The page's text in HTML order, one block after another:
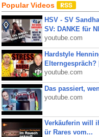
Popular Videos
HSV - SV
SV: DANKE für
youtube.com
Hardstyle
Elterngespräch?
youtube.com
Das passiert,
youtube.com
Verkäuferin will
ür Rares vom...